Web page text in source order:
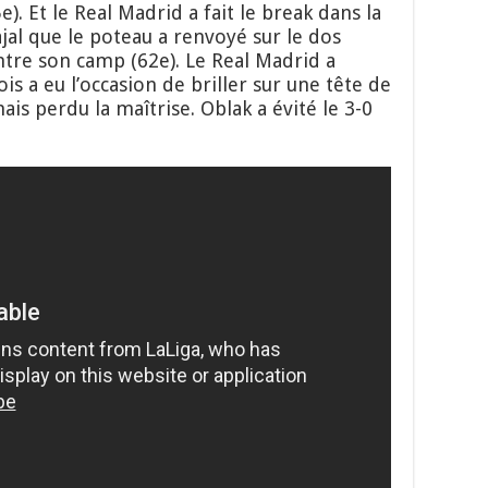
Et le Real Madrid a fait le break dans la
que le poteau a renvoyé sur le dos
son camp (62e). Le Real Madrid a
a eu l’occasion de briller sur une tête de
perdu la maîtrise. Oblak a évité le 3-0